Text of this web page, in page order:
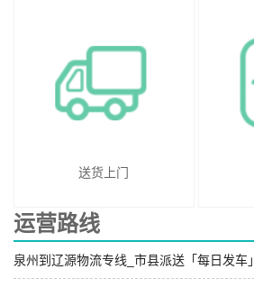
送货上门
运营路线
泉州到辽源物流专线_市县派送「每日发车」